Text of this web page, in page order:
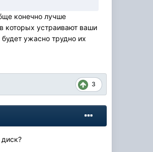
конечно лучше
которых устраивают ваши
ужасно трудно их
3